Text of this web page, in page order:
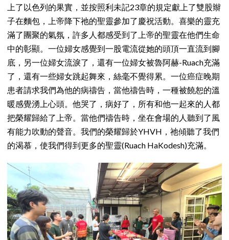
上了以色列的果實，並按照利未記23章的規定獻上了雙股辮
子在麵包，上帝降下祂的聖靈參加了慶祝活動。喜樂的靈充
滿了團聚的氣氛，許多人都感受到了上帝的聖靈在他們生命
中的彰顯。一位婦女感覺到一股電流從她的頭頂一直流到腳
底，另一位婦女流淚了，還有一位婦女被魯阿赫-Ruach充滿
了，還有一些婦女跳起舞來，絲毫不覺得累。一位癌症晚期
患者請求我們為他的病禱告，當他禱告時，一種被饒恕的溫
暖感覺湧上心頭。他哭了，病好了，所有和他一起來的人都
把榮耀歸給了上帝。當他們禱告時，坐在會場的人聽到了風
有能力吹動的聲音。我們的榮耀歸於YHVH，祂傾聽了我們
的渴慕，使我們得到更多的聖靈(Ruach HaKodesh)充滿。